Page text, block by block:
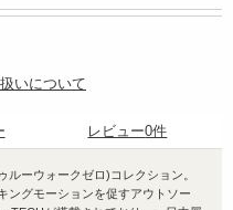
いについて
レビュー0件
ーウォークゼロ)コレクション。
ングモーションを促すアウトソー